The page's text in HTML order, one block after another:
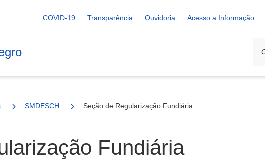
COVID-19 Transparência Ouvidoria Acesso a Informação
SMDESCH Seção de Regularização Fundiária
Fundiária